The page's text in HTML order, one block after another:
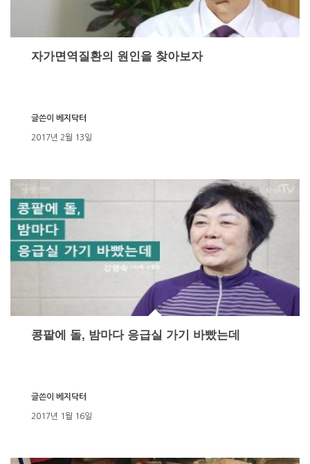
자가면역질환의 원인을 찾아보자
2017년 2월 13일
글쓴이 베지닥터
콩팥에 돌, 밤마다 응급실 가기 바빴는데
2017년 1월 16일
글쓴이 베지닥터